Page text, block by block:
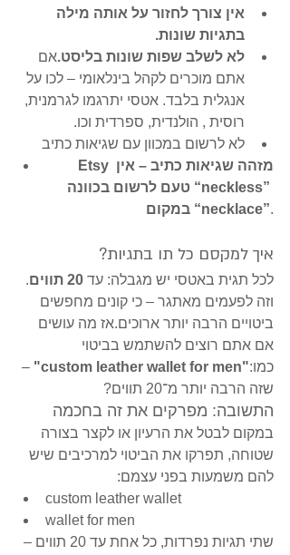
אין צורך לחזור על אותה מילה
בתגיות שונות.
לא לשלב שפות שונות בליסט.אם
אתם מוכרים לקהל בינלאומי – לכו על
אנגלית בלבד. אטסי יתרגמו לגרמנית,
רוסית , הולנדית, ספרדית וכו.
לא לרשום במכוון עם שגיאות כתיב
Etsy מזהה שגיאות כתיב – אין
טעם לרשום בכוונה “neckless”
במקום “necklace”.
איך למקסם כל תו בתגיות?
לכל תגית באטסי יש מגבלה: עד 20 תווים
.
וזה לפעמים מאתגר – כי קונים מחפשים
ביטויים הרבה יותר ארוכים.אז מה עושים
אם אתם רוצים להשתמש בביטוי
כמו:"custom leather wallet for men"
–
שזה הרבה יותר מ־20 תווים?
התשובה: מפרקים את זה בחכמה
במקום לבטל את הרעיון או לקצר בצורה
שטוחה, תפרקו את הביטוי למרכיבים שיש
להם משמעות בפני עצמם:
custom leather wallet
wallet for men
שתי תגיות נפרדות, כל אחת עד 20 תווים –